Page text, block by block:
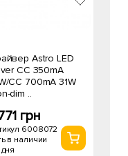
Astro LED
CC 350mA
CC 700mA 31W
dim ..
грн
6008072
в наличии